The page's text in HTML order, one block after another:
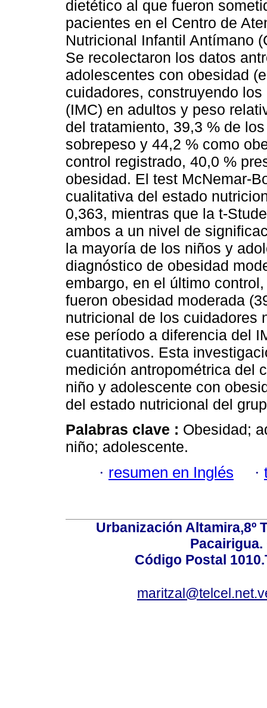
dietético al que fueron
pacientes en el Centro de
Nutricional Infantil Antímano
Se recolectaron los datos
adolescentes con obesidad
cuidadores, construyendo
(IMC) en adultos y peso
del tratamiento, 39,3 % de
sobrepeso y 44,2 % como
control registrado, 40,0 %
obesidad. El test McNemar-
cualitativa del estado
0,363, mientras que la t-
ambos a un nivel de
la mayoría de los niños y
diagnóstico de obesidad
embargo, en el último
fueron obesidad moderada
nutricional de los cuidadores
ese período a diferencia del
cuantitativos. Esta
medición antropométrica del
niño y adolescente con
del estado nutricional del
Palabras clave : Obesidad;
niño; adolescente.
· resumen en Inglés ·
Urbanización Altamira,8º
Pacairigua.
Código Postal